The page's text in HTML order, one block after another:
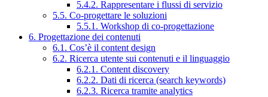
5.4.2. Rappresentare i flussi di servizio
5.5. Co-progettare le soluzioni
5.5.1. Workshop di co-progettazione
6. Progettazione dei contenuti
6.1. Cos’è il content design
6.2. Ricerca utente sui contenuti e il linguaggio
6.2.1. Content discovery
6.2.2. Dati di ricerca (search keywords)
6.2.3. Ricerca tramite analytics